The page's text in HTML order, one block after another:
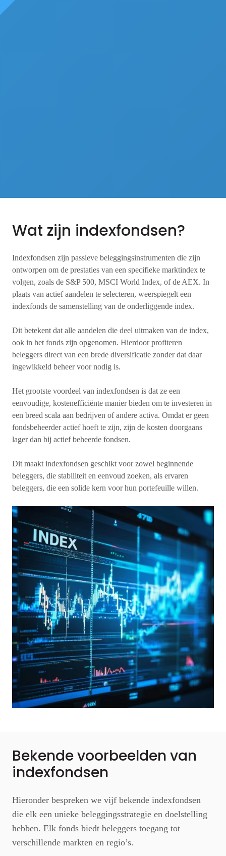
Wat zijn indexfondsen?
Indexfondsen zijn passieve beleggingsinstrumenten die zijn
ontworpen om de prestaties van een specifieke marktindex te
volgen, zoals de S&P 500, MSCI World Index, of de AEX. In
plaats van actief aandelen te selecteren, weerspiegelt een
indexfonds de samenstelling van de onderliggende index.
Dit betekent dat alle aandelen die deel uitmaken van de index,
ook in het fonds zijn opgenomen. Hierdoor profiteren
beleggers direct van een brede diversificatie zonder dat daar
ingewikkeld beheer voor nodig is.
Het grootste voordeel van indexfondsen is dat ze een
eenvoudige, kostenefficiënte manier bieden om te investeren in
een breed scala aan bedrijven of andere activa. Omdat er geen
fondsbeheerder actief hoeft te zijn, zijn de kosten doorgaans
lager dan bij actief beheerde fondsen.
Dit maakt indexfondsen geschikt voor zowel beginnende
beleggers, die stabiliteit en eenvoud zoeken, als ervaren
beleggers, die een solide kern voor hun portefeuille willen.
Bekende voorbeelden van
indexfondsen
Hieronder bespreken we vijf bekende indexfondsen
die elk een unieke beleggingsstrategie en doelstelling
hebben. Elk fonds biedt beleggers toegang tot
verschillende markten en regio’s.